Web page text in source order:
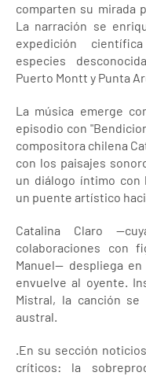
comparten su mirada
La narración se
expedición
especies
Puerto Montt y Punta
La música emerge
episodio con
compositora chilena
con los paisajes
un diálogo íntimo con
un puente artístico
Catalina Claro
colaboraciones con
Manuel— despliega
envuelve al oyente.
Mistral, la canción
austral.
.En su sección
críticos: la